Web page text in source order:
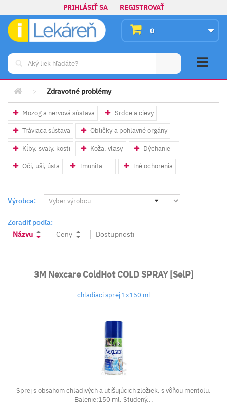
PRIHLÁSIŤ SA REGISTROVAŤ
0
> Zdravotné problémy
Mozog a nervová sústava Srdce a cievy
Tráviaca sústava Obličky a pohlavné orgány
Kĺby, svaly, kosti Koža, vlasy Dýchanie
Oči, uši, ústa Imunita Iné ochorenia
Výrobca:
Zoradiť podľa:
Názvu
Ceny Dostupnosti
3M Nexcare ColdHot COLD SPRAY [SelP]
chladiaci sprej 1x150 ml
Sprej s obsahom chladivých a utišujúcich zložiek, s vôňou mentolu.
Balenie:150 ml. Studený...